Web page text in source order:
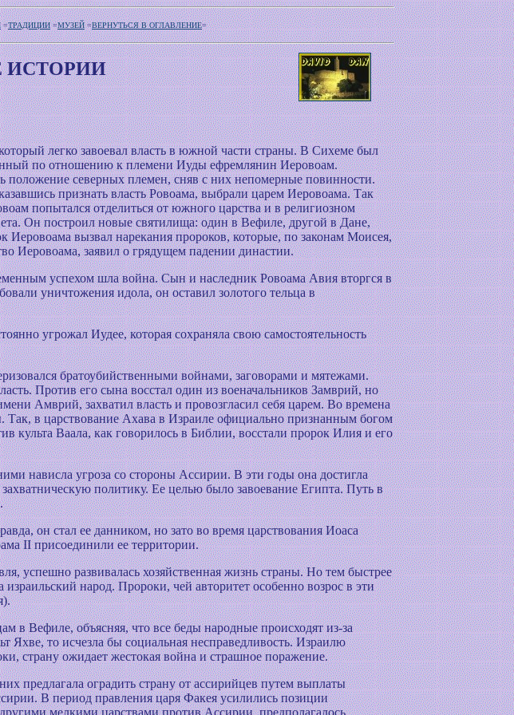
=ТРАДИЦИИ=МУЗЕЙ=ВЕРНУТЬСЯ В ОГЛАВЛЕНИЕ=
ИСТОРИИ
легко завоевал власть в южной части страны. В Сихеме был
по отношению к племени Иуды ефремлянин Иеровоам.
положение северных племен, сняв с них непомерные повинности.
признать власть Ровоама, выбрали царем Иеровоама. Так
попытался отделиться от южного царства и в религиозном
Он построил новые святилища: один в Вефиле, другой в Дане,
Иеровоама вызвал нарекания пророков, которые, по законам Моисея,
Иеровоама, заявил о грядущем падении династии.
успехом шла война. Сын и наследник Ровоама Авия вторгся в
уничтожения идола, он оставил золотого тельца в
угрожал Иудее, которая сохраняла свою самостоятельность
братоубийственными войнами, заговорами и мятежами.
Против его сына восстал один из военачальников Замврий, но
Амврий, захватил власть и провозгласил себя царем. Во времена
Так, в царствование Ахава в Израиле официально признанным богом
культа Ваала, как говорилось в Библии, восстали пророк Илия и его
нависла угроза со стороны Ассирии. В эти годы она достигла
политику. Ее целью было завоевание Египта. Путь в
он стал ее данником, но зато во время царствования Иоаса
II присоединили ее территории.
успешно развивалась хозяйственная жизнь страны. Но тем быстрее
народ. Пророки, чей авторитет особенно возрос в эти
в Вефиле, объясняя, что все беды народные происходят из-за
Яхве, то исчезла бы социальная несправедливость. Израилю
страну ожидает жестокая война и страшное поражение.
предлагала оградить страну от ассирийцев путем выплаты
В период правления царя Факея усилились позиции
мелкими царствами против Ассирии, предполагалось